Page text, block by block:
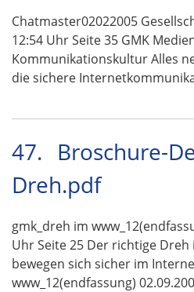
Chatmaster02022005
12:54 Uhr Seite 35 GMK
Kommunikationskultur Alles
die sichere
47. Broschure-
Dreh.pdf
gmk_dreh im
Uhr Seite 25 Der richtige Dreh
bewegen sich sicher im
www_12(endfassung)